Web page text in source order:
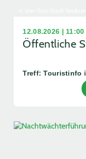
12.08.2026 |
Öffentliche
Treff: Touristinfo